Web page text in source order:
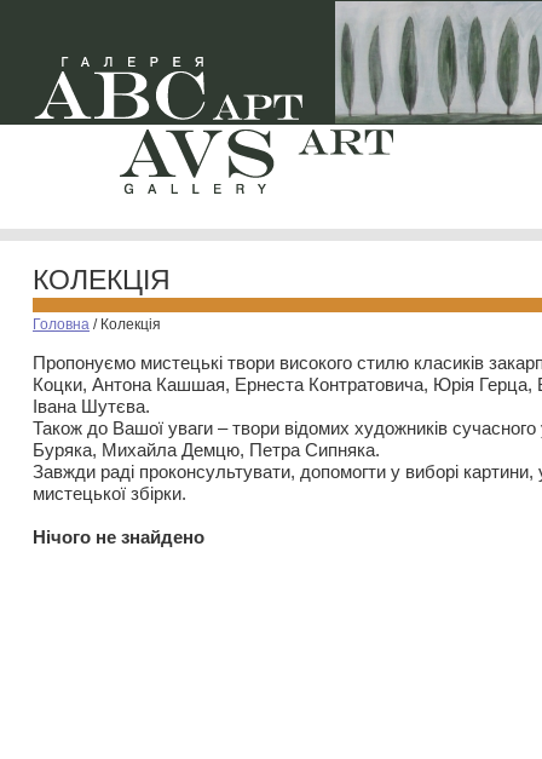
КОЛЕКЦІЯ
Головна / Колекція
Пропонуємо мистецькі твори високого стилю класиків
Коцки, Антона Кашшая, Ернеста Контратовича, Юрія
Івана Шутєва.
Також до Вашої уваги – твори відомих художників
Буряка, Михайла Демцю, Петра Сипняка.
Завжди раді проконсультувати, допомогти у виборі картини,
мистецької збірки.
Нiчого не знайдено